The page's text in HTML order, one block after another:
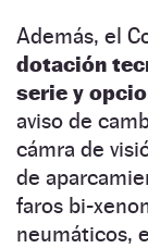
Además, el
dotación
serie y
aviso de
cámra de
de
faros bi-
neumáticos,